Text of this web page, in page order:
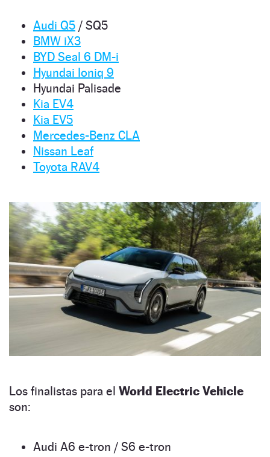
Audi Q5 / SQ5
BMW iX3
BYD Seal 6 DM-i
Hyundai Ioniq 9
Hyundai Palisade
Kia EV4
Kia EV5
Mercedes-Benz CLA
Nissan Leaf
Toyota RAV4
Los finalistas para el World Electric Vehicle
son:
Audi A6 e-tron / S6 e-tron